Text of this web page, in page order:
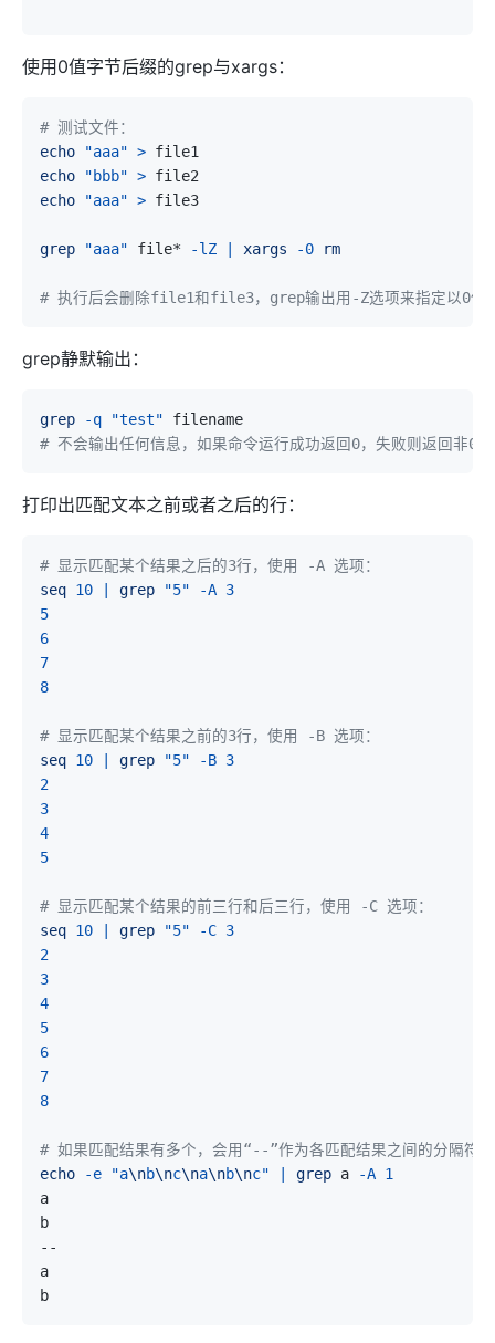
使用0值字节后缀的grep与xargs：
# 测试文件：
echo
"aaa" >
echo
"bbb" >
echo
"aaa" >
grep "aaa" file* -lZ xargs -0 rm
# 执行后会删除file1和file3，grep输出用-Z选项来指定以0值
grep静默输出：
grep -q "test"
# 不会输出任何信息，如果命令运行成功返回0，失败则返回非0
打印出匹配文本之前或者之后的行：
# 显示匹配某个结果之后的3行，使用 -A 选项：
seq 10 grep "5" -A 3
5
6
7
8
# 显示匹配某个结果之前的3行，使用 -B 选项：
seq 10 grep "5" -B 3
2
3
4
5
# 显示匹配某个结果的前三行和后三行，使用 -C 选项：
seq 10 grep "5" -C 3
2
3
4
5
6
7
8
# 如果匹配结果有多个，会用“--”作为各匹配结果之间的分隔符：
echo
-e "a\nb\nc\na\nb\nc" grep a -A 1